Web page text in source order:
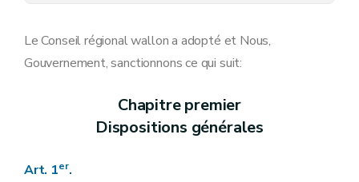
Art.11quater
Art. 11
Section3
Moyens de preuve de l'administration
Art. 12bis
Art. 12ter
Art. 12quater
Section première
Le Conseil régional wallon a adopté et Nous,
Gouvernement, sanctionnons ce qui suit:
Chapitre premier
Dispositions générales
Art. 1er.